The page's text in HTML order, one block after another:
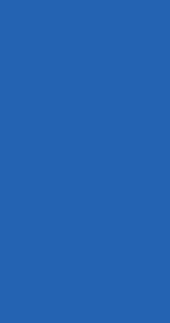
eines ambulanten
sein, eine
pflegerische
zu
Versorgung
entsprechen.
arbeiten.